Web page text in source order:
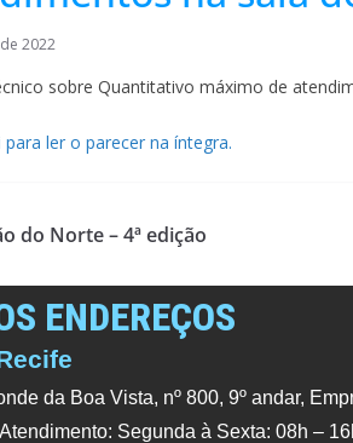
2022
sobre Quantitativo máximo de
para ler o parecer na íntegra.
do Norte – 4ª edição
ENDEREÇOS
da Boa Vista, nº 800, 9º andar,
Segunda à Sexta: 08h –